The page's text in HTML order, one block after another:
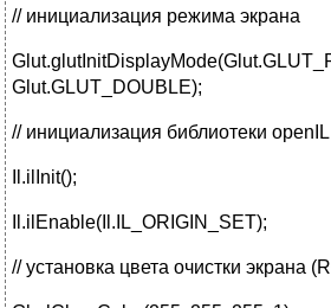
// инициализация режима экрана
Glut.GLUT_DOUBLE);
// инициализация библиотеки openIL
Il.ilInit();
Il.ilEnable(Il.IL_ORIGIN_SET);
// установка цвета очистки экрана